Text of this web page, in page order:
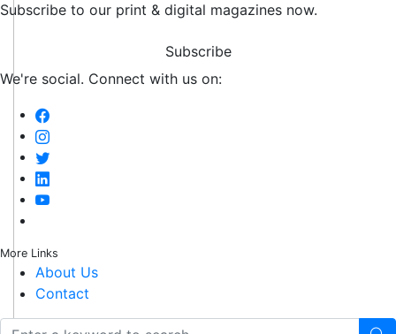
Subscribe to our print & digital magazines now.
Subscribe
We're social. Connect with us on:
More Links
About Us
Contact